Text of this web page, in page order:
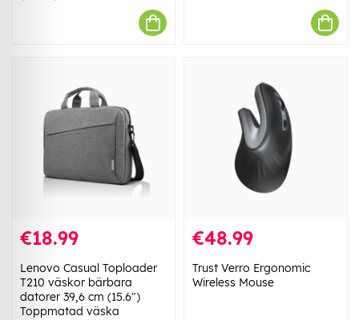
€18.99
Lenovo Casual Toploader
T210 väskor bärbara
datorer 39,6 cm (15.6")
Toppmatad väska
€48.99
Trust Verro Ergonomic
Wireless Mouse